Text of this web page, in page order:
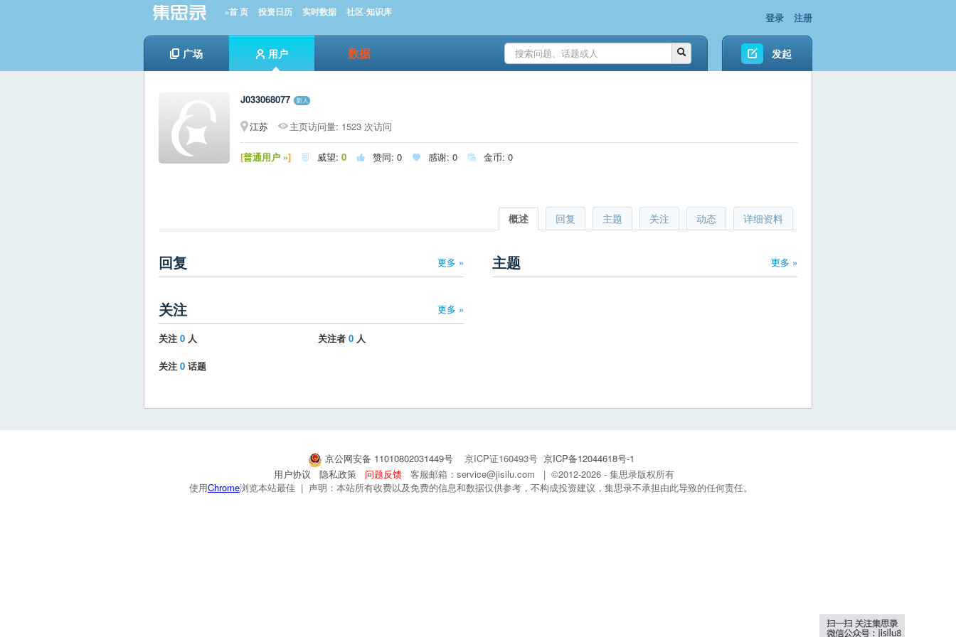
»首 页 投资日历 实时数据 社区-知识库 登录 注册
广场 用户 数据 发起
J033068077
江苏
主页访问量: 1523 次访问
[普通用户 »]  威望: 0  赞同: 0  感谢: 0  金币: 0
详细资料
动态
关注
主题
回复
概述
更多 »
回复 更多 »
主题
更多 »
关注
关注 0 人 关注者 0 人
关注 0 话题
京公网安备 11010802031449号 京ICP证160493号 京ICP备12044618号-1
用户协议
隐私政策 问题反馈
客服邮箱：service@jisilu.com | ©2012-2026 - 集思录版权所有
使用Chrome浏览本站最佳 | 声明：本站所有收费以及免费的信息和数据仅供参考，不构成投资建议，集思录不承担由此导致的任何责任。